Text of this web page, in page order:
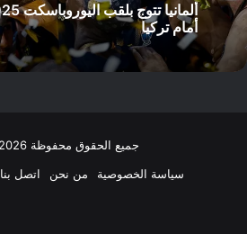
أمام تركيا
جميع الحقوق محفوظة koravar 2026
سياسة الخصوصية
من نحن اتصل بنا